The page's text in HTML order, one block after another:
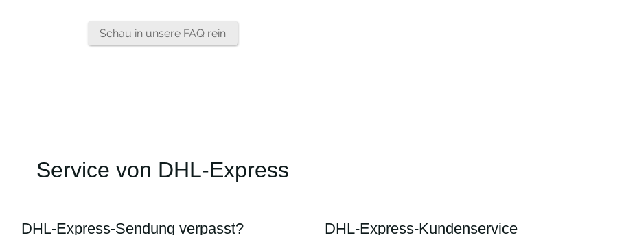
Schau in unsere FAQ rein
Service von DHL-Express
DHL-Express-Sendung verpasst? DHL-Express-Kundenservice